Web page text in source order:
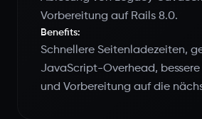
Vorbereitung auf Rails 8.0.
Benefits:
Schnellere Seitenladezeiten,
JavaScript-Overhead,
und Vorbereitung auf die